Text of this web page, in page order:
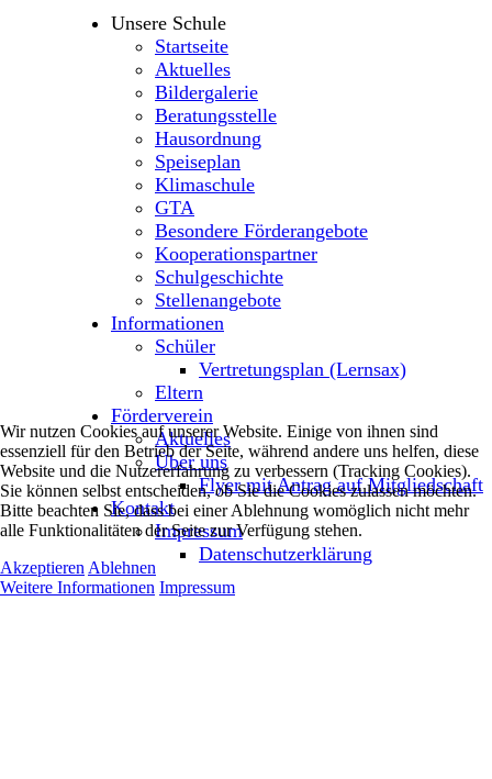
Unsere Schule
Startseite
Aktuelles
Bildergalerie
Beratungsstelle
Hausordnung
Speiseplan
Klimaschule
GTA
Besondere Förderangebote
Kooperationspartner
Schulgeschichte
Stellenangebote
Informationen
Schüler
Vertretungsplan (Lernsax)
Eltern
Förderverein
Aktuelles
Über uns
Flyer mit Antrag auf Mitgliedschaft
Kontakt
Impressum
Datenschutzerklärung
Wir nutzen Cookies auf unserer Website. Einige von ihnen sind
essenziell für den Betrieb der Seite, während andere uns helfen, diese
Website und die Nutzererfahrung zu verbessern (Tracking Cookies).
Sie können selbst entscheiden, ob Sie die Cookies zulassen möchten.
Bitte beachten Sie, dass bei einer Ablehnung womöglich nicht mehr
alle Funktionalitäten der Seite zur Verfügung stehen.
Akzeptieren Ablehnen
Weitere Informationen Impressum